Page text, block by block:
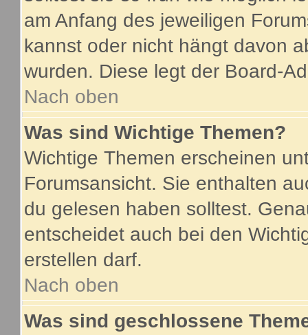
am Anfang des jeweiligen
kannst oder nicht hängt davon
wurden. Diese legt der Board-
Nach oben
Was sind Wichtige Themen?
Wichtige Themen erscheinen
Forumsansicht. Sie enthalten
du gelesen haben solltest.
entscheidet auch bei den
erstellen darf.
Nach oben
Was sind geschlossene